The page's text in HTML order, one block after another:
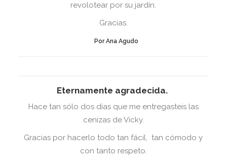
revolotear por su jardín.
Gracias.
Por Ana Agudo
Eternamente agradecida.
Hace tan sólo dos días que me entregasteis las
cenizas de Vicky.
Gracias por hacerlo todo tan fácil, tan cómodo y
con tanto respeto.